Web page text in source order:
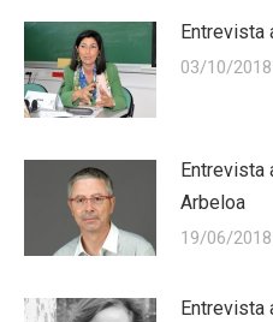
Entrevista
03/10/2018
Entrevista
Arbeloa
19/06/2018
Entrevista